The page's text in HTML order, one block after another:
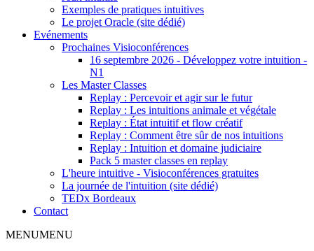
Exemples de pratiques intuitives
Le projet Oracle (site dédié)
Evénements
Prochaines Visioconférences
16 septembre 2026 - Développez votre intuition -
N1
Les Master Classes
Replay : Percevoir et agir sur le futur
Replay : Les intuitions animale et végétale
Replay : État intuitif et flow créatif
Replay : Comment être sûr de nos intuitions
Replay : Intuition et domaine judiciaire
Pack 5 master classes en replay
L'heure intuitive - Visioconférences gratuites
La journée de l'intuition (site dédié)
TEDx Bordeaux
Contact
MENUMENU